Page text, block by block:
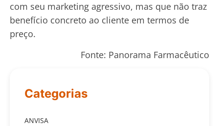
com seu marketing agressivo, mas que não traz
benefício concreto ao cliente em termos de
preço.
Fonte: Panorama Farmacêutico
Categorias
ANVISA